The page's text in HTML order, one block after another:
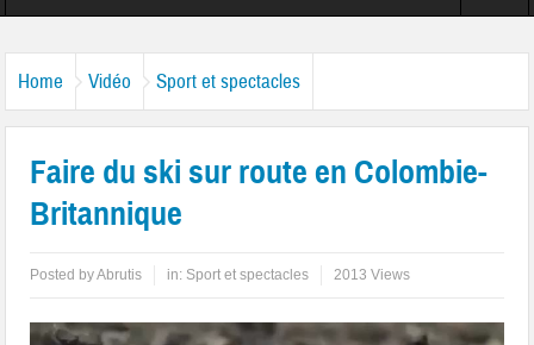
Home Vidéo Sport et spectacles
Faire du ski sur route en Colombie-
Britannique
Posted byAbrutis in: Sport et spectacles 2013 Views
Lecteur